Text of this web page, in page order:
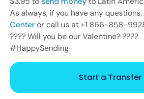
As always, if you have any
Centeror call us at +1 866-858-
???? Will you be our Valentine? ????
#HappySending
Start a Transfer